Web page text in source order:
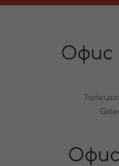
Офис